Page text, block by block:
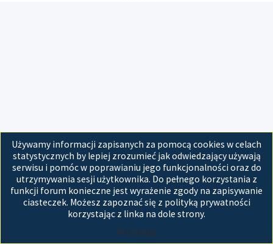
Używamy informacji zapisanych za pomocą cookies w celach
statystycznych by lepiej zrozumieć jak odwiedzający używają
serwisu i pomóc w poprawianiu jego funkcjonalności oraz do
utrzymywania sesji użytkownika. Do pełnego korzystania z
funkcji forum konieczne jest wyrażenie zgody na zapisywanie
ciasteczek. Możesz zapoznać się z polityką prywatności
korzystając z linka na dole strony.
Akceptuję